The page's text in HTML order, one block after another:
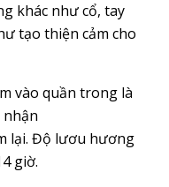
khác như cổ, tay
tạo thiện cảm cho
vào quần trong là
nhận
lại. Độ lươu hương
giờ.